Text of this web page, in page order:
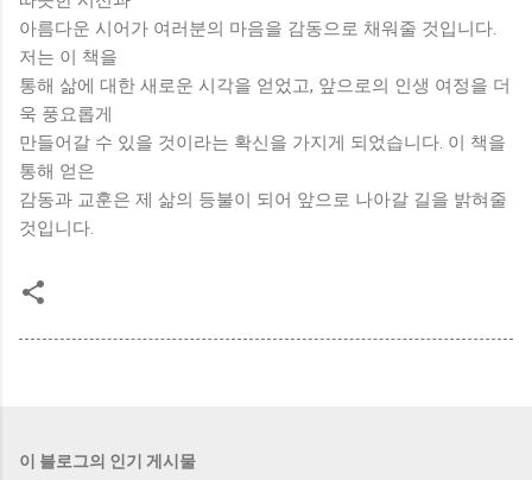
아름다운 시어가 여러분의 마음을 감동으로 채워줄 것입니다.
저는 이 책을
통해 삶에 대한 새로운 시각을 얻었고, 앞으로의 인생 여정을 더
욱 풍요롭게
만들어갈 수 있을 것이라는 확신을 가지게 되었습니다. 이 책을
통해 얻은
감동과 교훈은 제 삶의 등불이 되어 앞으로 나아갈 길을 밝혀줄
것입니다.
이 블로그의 인기 게시물